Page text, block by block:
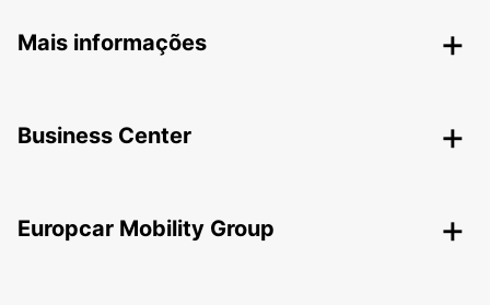
Mais informações
Business Center
Europcar Mobility Group